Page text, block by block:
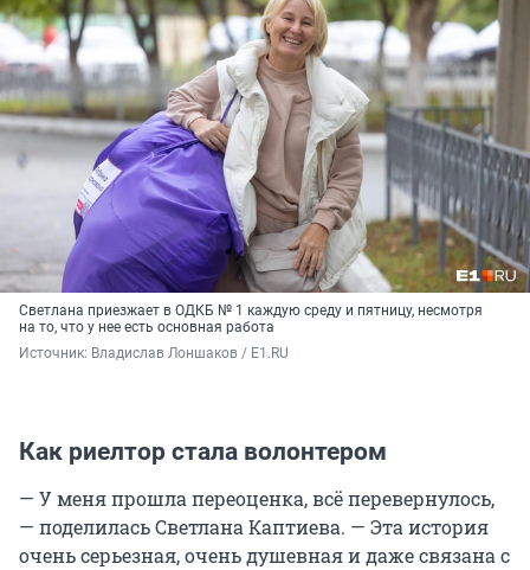
Светлана приезжает в ОДКБ № 1 каждую среду и пятницу, несмотря
на то, что у нее есть основная работа
Источник: Владислав Лоншаков / E1.RU
Как риелтор стала волонтером
— У меня прошла переоценка, всё перевернулось,
— поделилась Светлана Каптиева. — Эта история
очень серьезная, очень душевная и даже связана с